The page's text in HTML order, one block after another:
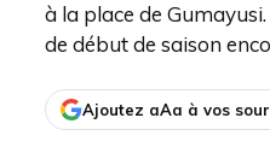
à la place de
de début de saison
Ajoutez aAa à vos